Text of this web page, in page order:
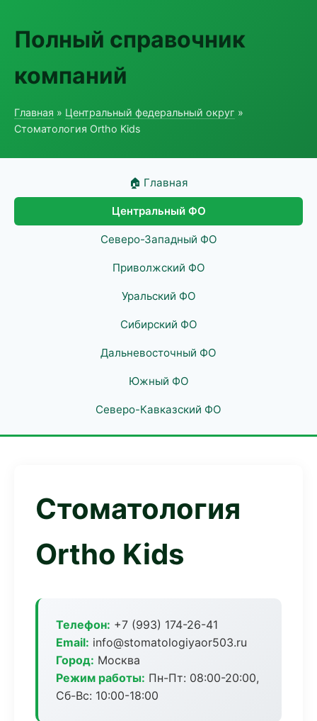
Полный справочник
компаний
Главная » Центральный федеральный округ »
Стоматология Ortho Kids
🏠 Главная
Центральный ФО
Северо-Западный ФО
Приволжский ФО
Уральский ФО
Сибирский ФО
Дальневосточный ФО
Южный ФО
Северо-Кавказский ФО
Стоматология
Ortho Kids
Телефон: +7 (993) 174-26-41
Email: info@stomatologiyaor503.ru
Город: Москва
Режим работы: Пн-Пт: 08:00-20:00,
Сб-Вс: 10:00-18:00